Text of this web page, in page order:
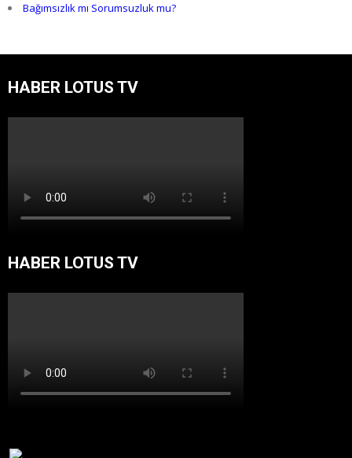
Bağımsızlık mı Sorumsuzluk mu?
HABER LOTUS TV
HABER LOTUS TV